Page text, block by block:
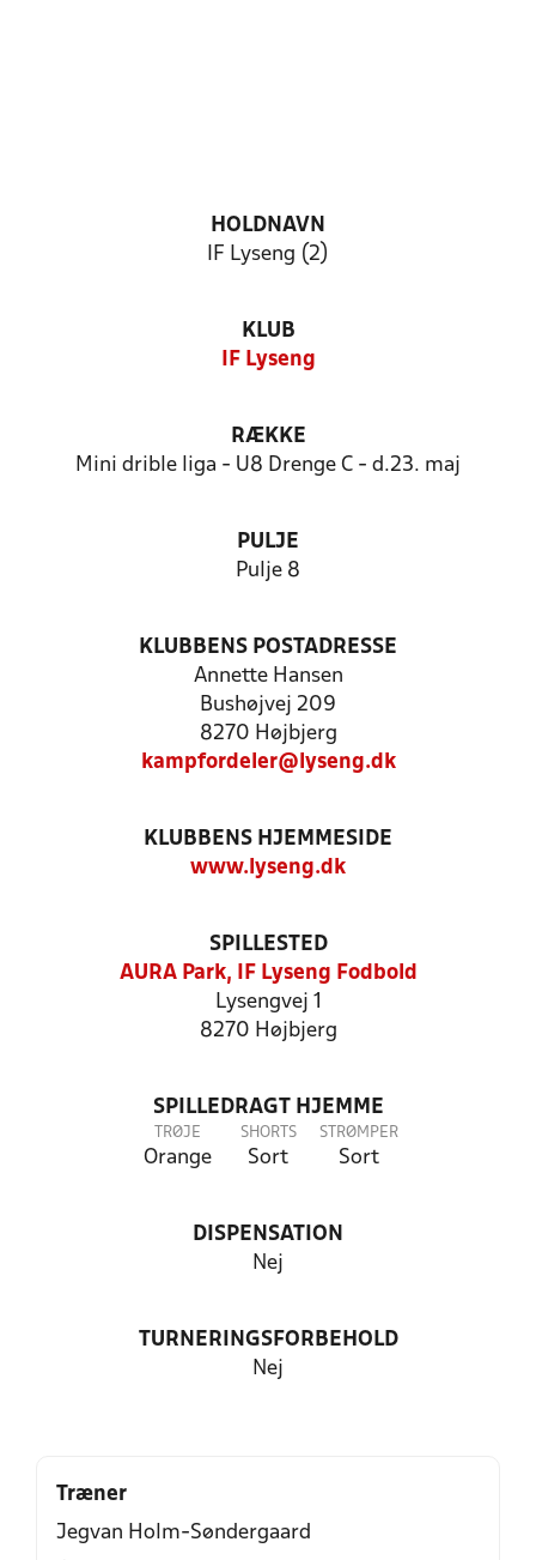
HOLDNAVN
IF Lyseng (2)
KLUB
IF Lyseng
RÆKKE
Mini drible liga - U8 Drenge C - d.23. maj
PULJE
Pulje 8
KLUBBENS POSTADRESSE
Annette Hansen
Bushøjvej 209
8270 Højbjerg
kampfordeler@lyseng.dk
KLUBBENS HJEMMESIDE
www.lyseng.dk
SPILLESTED
AURA Park, IF Lyseng Fodbold
Lysengvej 1
8270 Højbjerg
SPILLEDRAGT HJEMME
TRØJE
Orange
SHORTS
Sort
STRØMPER
Sort
DISPENSATION
Nej
TURNERINGSFORBEHOLD
Nej
Træner
Jegvan Holm-Søndergaard